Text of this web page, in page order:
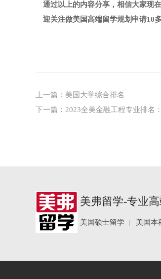
通过以上的内容分享，相信大家现
迎关注做美国高端留学规划申请10
上一篇： 美国大学综合排名
下一篇： 2023全美金融工程专业排名
美弗留学-专业
美国硕士留学 | 美国本